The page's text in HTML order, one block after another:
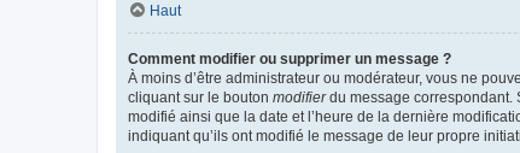
Haut
Comment modifier ou supprimer un message ?
À moins d’être administrateur ou modérateur, vous ne
cliquant sur le bouton modifierdu message correspondant.
modifié ainsi que la date et l’heure de la dernière
indiquant qu’ils ont modifié le message de leur propre